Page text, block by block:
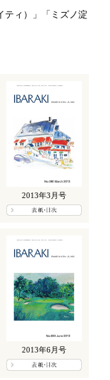
ティ）」「ミズノ淀
2013年3月号
2013年6月号